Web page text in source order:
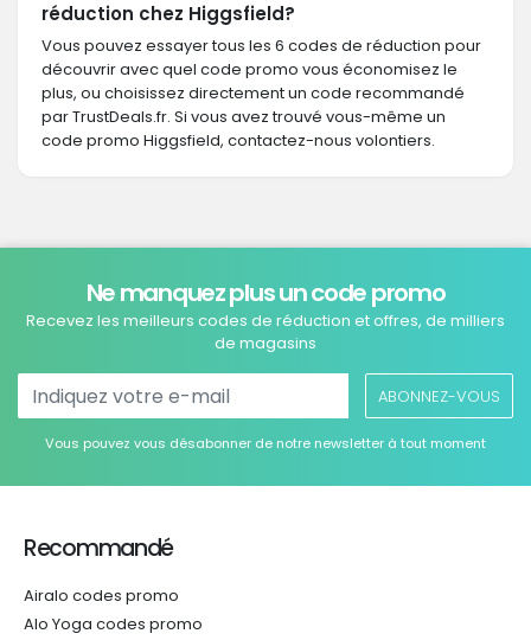
réduction chez Higgsfield?
Vous pouvez essayer tous les 6 codes de réduction pour
découvrir avec quel code promo vous économisez le
plus, ou choisissez directement un code recommandé
par TrustDeals.fr. Si vous avez trouvé vous-même un
code promo Higgsfield, contactez-nous volontiers.
Ne manquez plus un code promo
Recevez les meilleurs codes de réduction et offres, de milliers
de magasins
ABONNEZ-VOUS
Vous pouvez vous désabonner de notre newsletter à tout moment
Recommandé
Airalo codes promo
Alo Yoga codes promo